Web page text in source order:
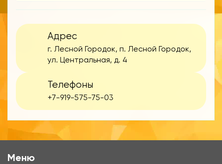
Адрес
г. Лесной Городок, п. Лесной Городок,
ул. Центральная, д. 4
Телефоны
+7-919-575-75-03
Меню